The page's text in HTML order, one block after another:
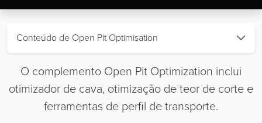
Conteúdo de Open Pit Optimisation
O complemento Open Pit Optimization inclui
otimizador de cava, otimização de teor de corte e
ferramentas de perfil de transporte.